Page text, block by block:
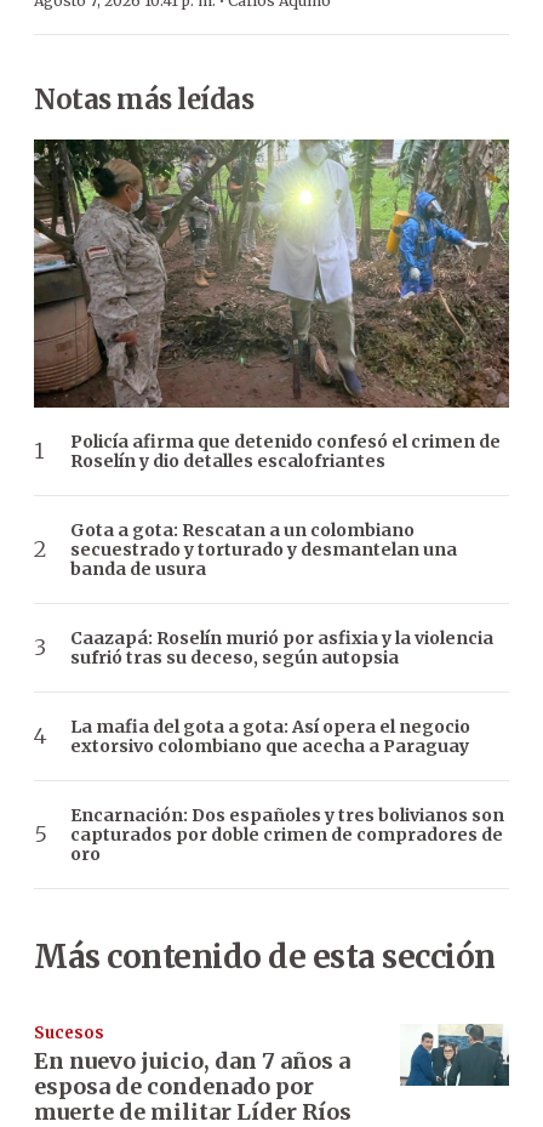
Notas más leídas
Policía afirma que detenido confesó el crimen de
Roselín y dio detalles escalofriantes
Gota a gota: Rescatan a un colombiano
secuestrado y torturado y desmantelan una
banda de usura
Caazapá: Roselín murió por asfixia y la violencia
sufrió tras su deceso, según autopsia
La mafia del gota a gota: Así opera el negocio
extorsivo colombiano que acecha a Paraguay
Encarnación: Dos españoles y tres bolivianos son
capturados por doble crimen de compradores de
oro
Más contenido de esta sección
Sucesos
En nuevo juicio, dan 7 años a
esposa de condenado por
muerte de militar Líder Ríos